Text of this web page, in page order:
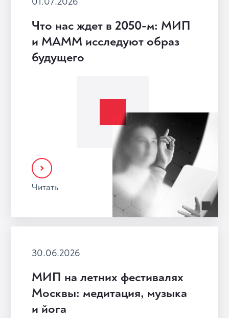
Что нас ждет в 2050-м: МИП
и МАММ исследуют образ
будущего
Читать
30.06.2026
МИП на летних фестивалях
Москвы: медитация, музыка
и йога